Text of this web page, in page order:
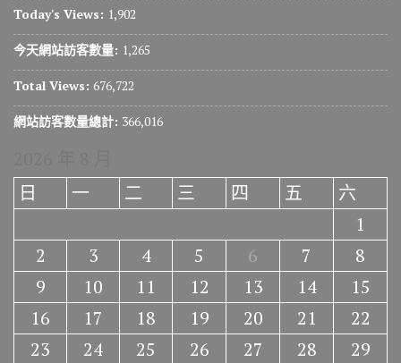
Today's Views: 1,902
今天網站訪客數量: 1,265
Total Views: 676,722
網站訪客數量總計: 366,016
日
一 二 三 四 五
六
1
2
3 4 5 6 7
8
9
10 11 12 13 14
15
16
17 18 19 20 21
22
23
24 25 26 27 28
29